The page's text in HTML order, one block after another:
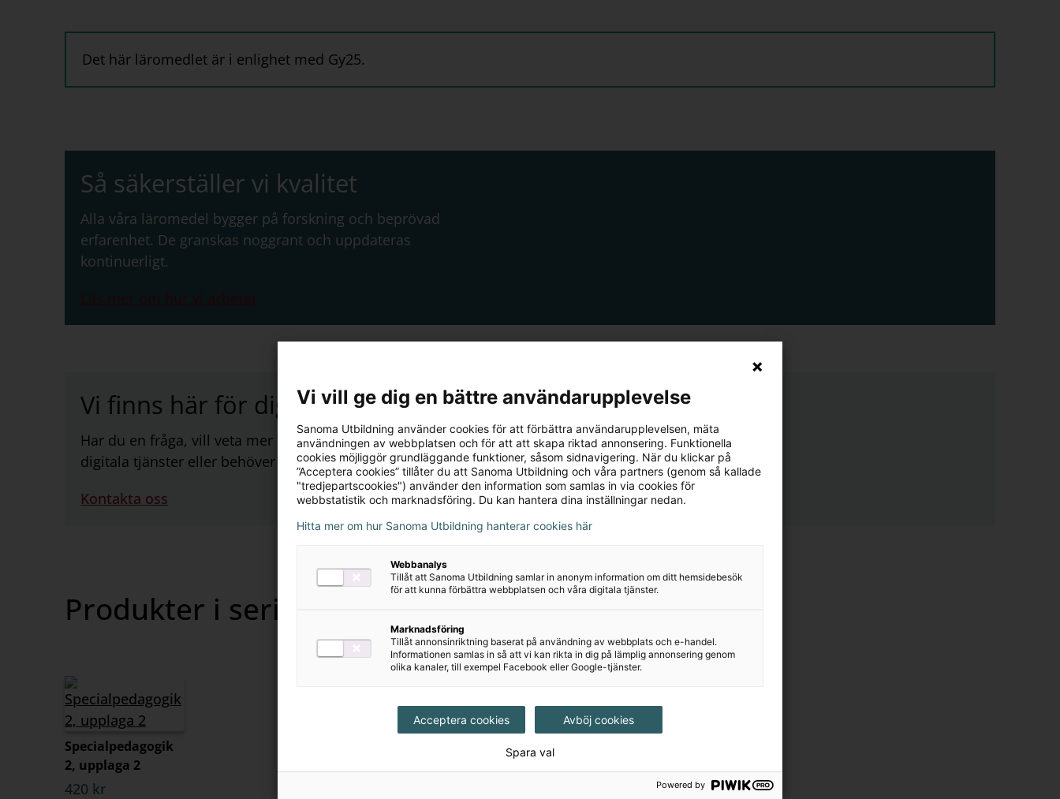
Det här läromedlet är i enlighet med Gy25.
Så säkerställer vi kvalitet
Alla våra läromedel bygger på forskning och beprövad
erfarenhet. De granskas noggrant och uppdateras
kontinuerligt.
Vi finns här för dig
Har du en fråga, vill veta mer om våra läromedel,
digitala tjänster eller behöver stöd att komma igång?
Kontakta oss
Produkter i serien
Specialpedagogik
2, upplaga 2
420 kr
Vi vill ge dig en bättre användarupplevelse
Sanoma Utbildning använder cookies för att förbättra användarupplevelsen, mäta
användningen av webbplatsen och för att att skapa riktad annonsering. Funktionella
cookies möjliggör grundläggande funktioner, såsom sidnavigering. När du klickar på
”Acceptera cookies” tillåter du att Sanoma Utbildning och våra partners (genom så kallade
"tredjepartscookies") använder den information som samlas in via cookies för
webbstatistik och marknadsföring. Du kan hantera dina inställningar nedan.
Hitta mer om hur Sanoma Utbildning hanterar cookies här
Webbanalys
Tillåt att Sanoma Utbildning samlar in anonym information om ditt hemsidebesök
för att kunna förbättra webbplatsen och våra digitala tjänster.
Marknadsföring
Tillåt annonsinriktning baserat på användning av webbplats och e-handel.
Informationen samlas in så att vi kan rikta in dig på lämplig annonsering genom
olika kanaler, till exempel Facebook eller Google-tjänster.
Acceptera cookies Avböj cookies
Spara val
Powered by